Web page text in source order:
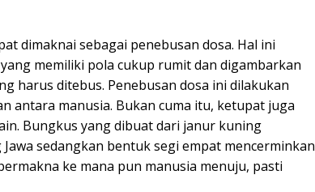
dimaknai sebagai penebusan dosa. Hal ini
memiliki pola cukup rumit dan digambarkan
harus ditebus. Penebusan dosa ini dilakukan
antara manusia. Bukan cuma itu, ketupat juga
Bungkus yang dibuat dari janur kuning
sedangkan bentuk segi empat mencerminkan
ke mana pun manusia menuju, pasti